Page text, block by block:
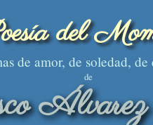
del
de amor, de soledad, de
de